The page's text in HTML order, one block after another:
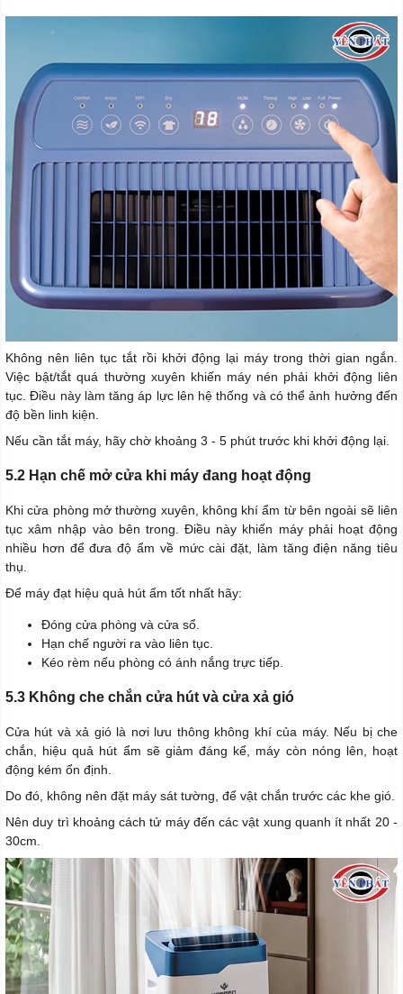
Không nên liên tục tắt rồi khởi động lại máy trong thời gian ngắn.
Việc bật/tắt quá thường xuyên khiến máy nén phải khởi động liên
tục. Điều này làm tăng áp lực lên hệ thống và có thể ảnh hưởng đến
độ bền linh kiện.
Nếu cần tắt máy, hãy chờ khoảng 3 - 5 phút trước khi khởi động lại.
5.2 Hạn chế mở cửa khi máy đang hoạt động
Khi cửa phòng mở thường xuyên, không khí ẩm từ bên ngoài sẽ liên
tục xâm nhập vào bên trong. Điều này khiến máy phải hoạt động
nhiều hơn để đưa độ ẩm về mức cài đặt, làm tăng điện năng tiêu
thụ.
Để máy đạt hiệu quả hút ẩm tốt nhất hãy:
Đóng cửa phòng và cửa sổ.
Hạn chế người ra vào liên tục.
Kéo rèm nếu phòng có ánh nắng trực tiếp.
5.3 Không che chắn cửa hút và cửa xả gió
Cửa hút và xả gió là nơi lưu thông không khí của máy. Nếu bị che
chắn, hiệu quả hút ẩm sẽ giảm đáng kể, máy còn nóng lên, hoạt
động kém ổn định.
Do đó, không nên đặt máy sát tường, để vật chắn trước các khe gió.
Nên duy trì khoảng cách tử máy đến các vật xung quanh ít nhất 20 -
30cm.